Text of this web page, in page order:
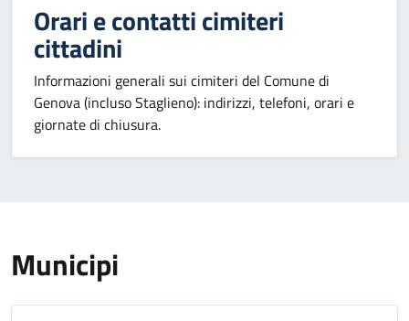
Orari e contatti cimiteri
cittadini
Informazioni generali sui cimiteri del Comune di
Genova (incluso Staglieno): indirizzi, telefoni, orari e
giornate di chiusura.
Municipi